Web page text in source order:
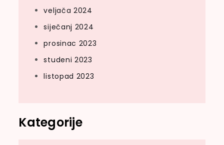
veljača 2024
siječanj 2024
prosinac 2023
studeni 2023
listopad 2023
Kategorije